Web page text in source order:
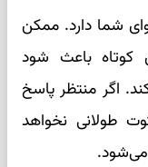
شما دارد. ممکن
باعث شود
اگر منتظر پاسخ
طولانی نخواهد
می‌شود.